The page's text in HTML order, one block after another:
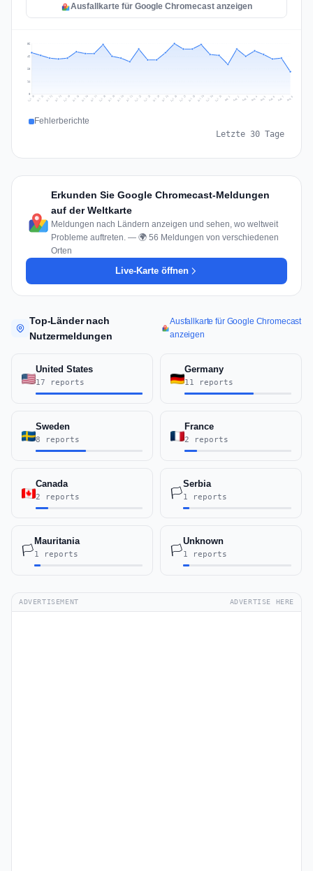
Ausfallkarte für Google Chromecast anzeigen
14
28
42
56
Jul 10 Jul 11 Jul 12 Jul 13 Jul 14 Jul 15 Jul 16 Jul 17 Jul 18 Jul 19 Jul 20 Jul 21 Jul 22 Jul 23 Jul 24 Jul 25 Jul 26 Jul 27 Jul 28 Jul 29 Jul 30 Jul 31 Aug 1 Aug 2 Aug 3 Aug 4 Aug 5 Aug 6 Aug 7 Aug 8
Fehlerberichte
Letzte 30 Tage
Erkunden Sie Google Chromecast-Meldungen
auf der Weltkarte
Meldungen nach Ländern anzeigen und sehen, wo weltweit
Probleme auftreten. — 🌍 56 Meldungen von verschiedenen
Orten
Live-Karte öffnen
Top-Länder nach
Nutzermeldungen
Ausfallkarte für Google Chromecast
anzeigen
United States
17 reports
Germany
11 reports
Sweden
8 reports
France
2 reports
Canada
2 reports 🏳️
Serbia
1 reports
🏳️
Mauritania
1 reports 🏳️
Unknown
1 reports
ADVERTISEMENT ADVERTISE HERE